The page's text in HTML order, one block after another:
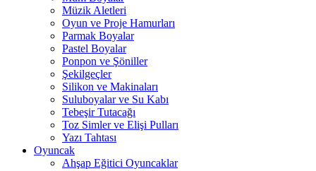
Müzik Aletleri
Oyun ve Proje Hamurları
Parmak Boyalar
Pastel Boyalar
Ponpon ve Şöniller
Şekilgeçler
Silikon ve Makinaları
Suluboyalar ve Su Kabı
Tebeşir Tutacağı
Toz Simler ve Elişi Pulları
Yazı Tahtası
Oyuncak
Ahşap Eğitici Oyuncaklar